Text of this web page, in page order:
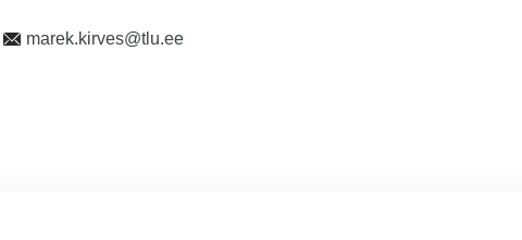
marek.kirves@tlu.ee